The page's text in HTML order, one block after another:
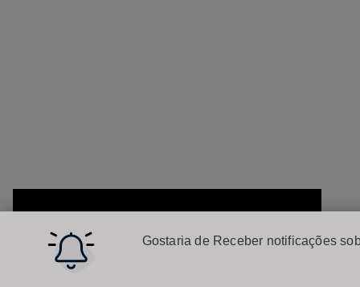
tenha a melhor experiência em nosso site.
saiba mais
Gostaria de Receber notificações